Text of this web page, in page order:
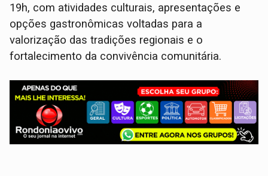
19h, com atividades culturais, apresentações e
opções gastronômicas voltadas para a
valorização das tradições regionais e o
fortalecimento da convivência comunitária.